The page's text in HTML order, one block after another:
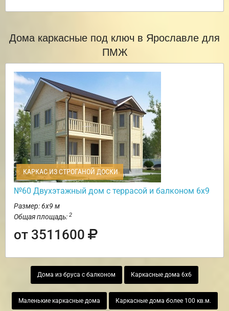
Дома каркасные под ключ в Ярославле для
ПМЖ
КАРКАС ИЗ СТРОГАНОЙ ДОСКИ
№60 Двухэтажный дом с террасой и балконом 6х9
Размер: 6х9 м
Общая площадь: 2
от 3511600
Дома из бруса с балконом Каркасные дома 6х6
Маленькие каркасные дома Каркасные дома более 100 кв.м.